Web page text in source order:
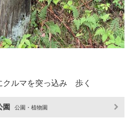
クルマを突っ込み 歩く
園 公園・植物園